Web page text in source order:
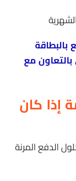
بالبطاقة
بالتعاون مع
إذا كان
ريال، فإن حلول الدفع المرنة